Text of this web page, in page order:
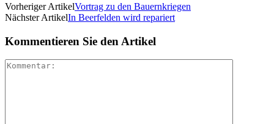
Vorheriger ArtikelVortrag zu den Bauernkriegen
Nächster ArtikelIn Beerfelden wird repariert
Kommentieren Sie den Artikel